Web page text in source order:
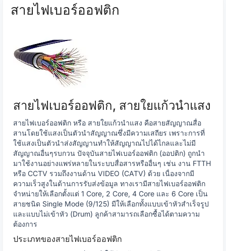
สายไฟเบอร์ออฟติก
สายไฟเบอร์ออฟติก, สายใยแก้วนำแสง
สายไฟเบอร์ออฟติก หรือ สายใยแก้วนำแสง คือสายสัญญาณสื่อ
สานโดยใช้แสงเป็นตัวนำสัญญาณซึ่งมีความเสถียร เพราะการที่
ใช้แสงเป็นตัวนำส่งสัญญานทำให้สัญญาณไปได้ไกลและไม่มี
สัญญาณอื่นๆรบกวน ปัจจุบันสายไฟเบอร์ออฟติก (ออปติก) ถูกนำ
มาใช้งานอย่างแพร่หลายในระบบสื่อสารหรืออื่นๆ เช่น งาน FTTH
หรือ CCTV รวมถึงงานด้าน VIDEO (CATV) ด้วย เนื่องจากมี
ความเร็วสูงในด้านการรับส่งข้อมูล ทางเรามีสายไฟเบอร์ออฟติก
จำหน่ายให้เลือกตั้งแต่ 1 Core, 2 Core, 4 Core และ 6 Core เป็น
สายชนิด Single Mode (9/125) มีให้เลือกทั้งแบบเข้าหัวสำเร็จรูป
และแบบไม่เข้าหัว (Drum) ลูกค้าสามารถเลือกซื้อได้ตามความ
ต้องการ
ประเภทของสายไฟเบอร์ออฟติก